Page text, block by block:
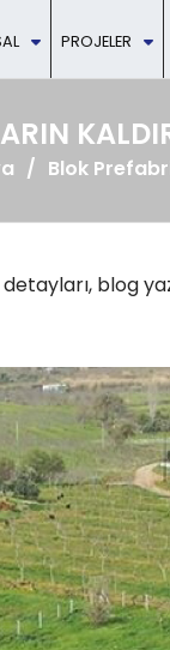
PROJELER
Blok
blog